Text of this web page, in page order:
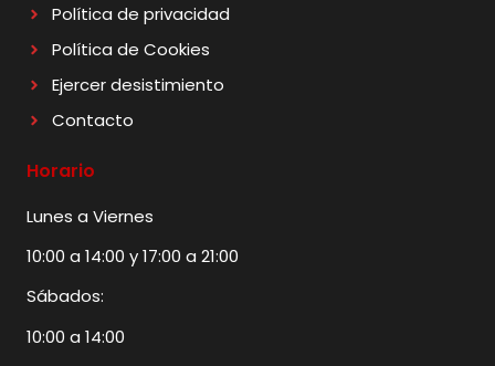
Política de privacidad
Política de Cookies
Ejercer desistimiento
Contacto
Horario
Lunes a Viernes
10:00 a 14:00 y 17:00 a 21:00
Sábados:
10:00 a 14:00